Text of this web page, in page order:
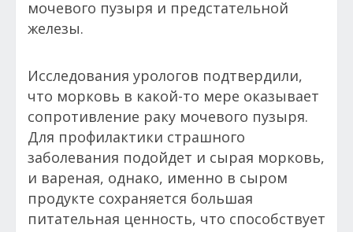
мочевого пузыря и предстательной
железы.
Исследования урологов подтвердили,
что морковь в какой-то мере оказывает
сопротивление раку мочевого пузыря.
Для профилактики страшного
заболевания подойдет и сырая морковь,
и вареная, однако, именно в сыром
продукте сохраняется большая
питательная ценность, что способствует